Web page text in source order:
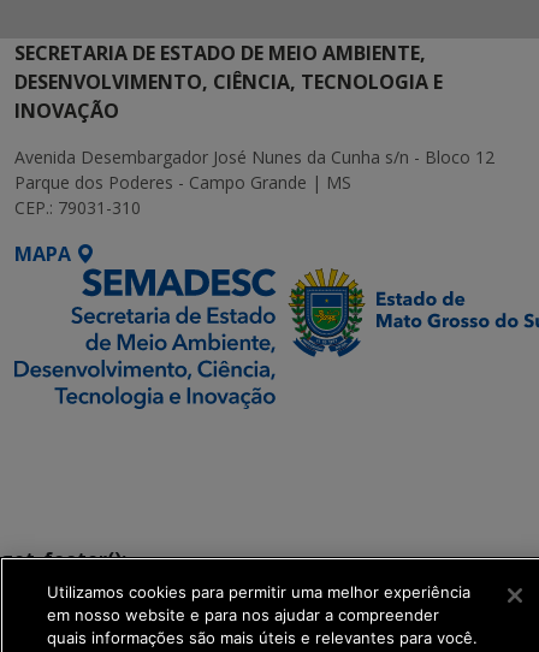
SECRETARIA DE ESTADO DE MEIO AMBIENTE,
DESENVOLVIMENTO, CIÊNCIA, TECNOLOGIA E
INOVAÇÃO
Avenida Desembargador José Nunes da Cunha s/n - Bloco 12
Parque dos Poderes - Campo Grande | MS
CEP.: 79031-310
MAPA
get_footer();
Utilizamos cookies para permitir uma melhor experiência
em nosso website e para nos ajudar a compreender
quais informações são mais úteis e relevantes para você.